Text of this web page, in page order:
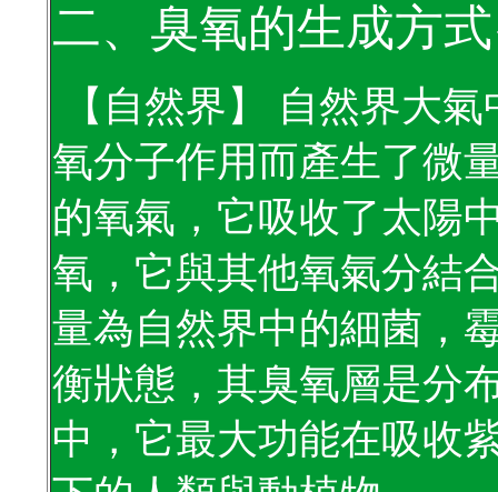
二、臭氧的生成方式
【自然界】
自然界大
氧分子作用而產生了微
的氧氣，它吸收了太陽
氧，它與其他氧氣分結
量為自然界中的細菌，
衡狀態，其臭氧層是分
中，它最大功能在吸收